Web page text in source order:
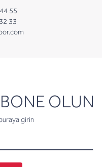
55
33
OLUN
girin